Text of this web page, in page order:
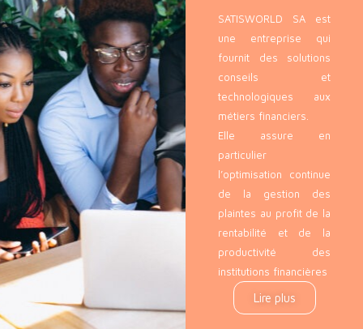
SATISWORLD SA est
une entreprise qui
fournit des solutions
conseils et
technologiques aux
métiers financiers.
Elle assure en
particulier
l’optimisation continue
de la gestion des
plaintes au profit de la
rentabilité et de la
productivité des
institutions financières
Lire plus